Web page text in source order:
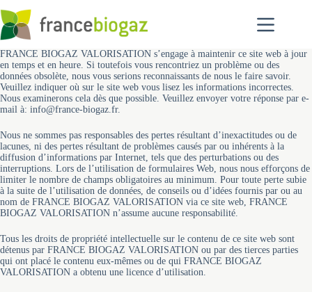
au
contenu
FRANCE BIOGAZ VALORISATION s’engage à maintenir ce site web à jour
en temps et en heure. Si toutefois vous rencontriez un problème ou des
données obsolète, nous vous serions reconnaissants de nous le faire savoir.
Veuillez indiquer où sur le site web vous lisez les informations incorrectes.
Nous examinerons cela dès que possible. Veuillez envoyer votre réponse par e-
mail à: info@france-biogaz.fr.
Nous ne sommes pas responsables des pertes résultant d’inexactitudes ou de
lacunes, ni des pertes résultant de problèmes causés par ou inhérents à la
diffusion d’informations par Internet, tels que des perturbations ou des
interruptions. Lors de l’utilisation de formulaires Web, nous nous efforçons de
limiter le nombre de champs obligatoires au minimum. Pour toute perte subie
à la suite de l’utilisation de données, de conseils ou d’idées fournis par ou au
nom de FRANCE BIOGAZ VALORISATION via ce site web, FRANCE
BIOGAZ VALORISATION n’assume aucune responsabilité.
Tous les droits de propriété intellectuelle sur le contenu de ce site web sont
détenus par FRANCE BIOGAZ VALORISATION ou par des tierces parties
qui ont placé le contenu eux-mêmes ou de qui FRANCE BIOGAZ
VALORISATION a obtenu une licence d’utilisation.